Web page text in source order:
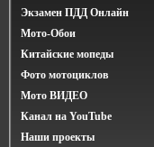
Экзамен ПДД Онлайн
Мото-Обои
Китайские мопеды
Фото мотоциклов
Мото ВИДЕО
Канал на YouTube
Наши проекты